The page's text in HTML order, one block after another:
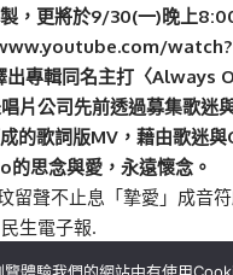
，更將於9/30(一)晚上
watch?
專輯同名主打〈Always
片公司先前透過募集歌迷
的歌詞版MV，藉由歌迷
的思念與愛，永遠懷念。
留聲不止息「摯愛」成音
民生電子報.